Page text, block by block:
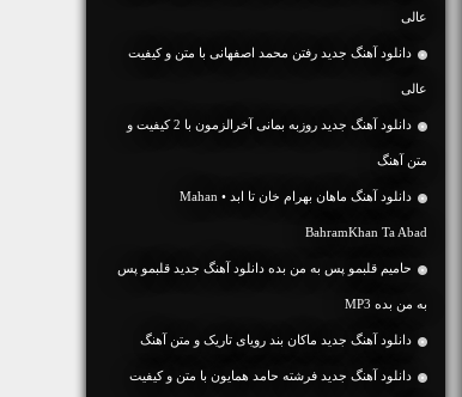
عالی
دانلود آهنگ جديد رفتن محمد اصفهانی با متن و کیفیت
عالی
دانلود آهنگ جديد روزبه بمانی آخرالزمون با 2 کیفیت و
متن آهنگ
دانلود آهنگ ماهان بهرام خان تا ابد • Mahan
BahramKhan Ta Abad
حامیم قلبمو پس به من بده دانلود آهنگ جدید قلبمو پس
به من بده MP3
دانلود آهنگ جديد ماکان بند رویای تاریک و متن آهنگ
دانلود آهنگ جديد فرشته حامد همایون با متن و کیفیت